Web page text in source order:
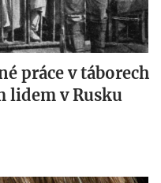
práce v táborech
v Rusku